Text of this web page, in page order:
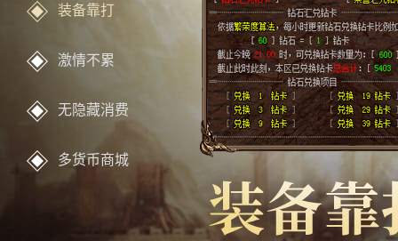
装备靠打
激情不累
无隐藏消费
多货币商城